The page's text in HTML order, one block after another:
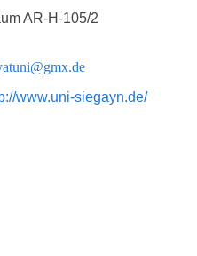
AR-H-105/2
www.uni-siegayn.de/